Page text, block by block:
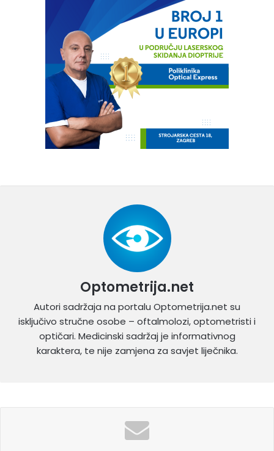
Optometrija.net
Autori sadržaja na portalu Optometrija.net su
isključivo stručne osobe – oftalmolozi, optometristi i
optičari. Medicinski sadržaj je informativnog
karaktera, te nije zamjena za savjet liječnika.